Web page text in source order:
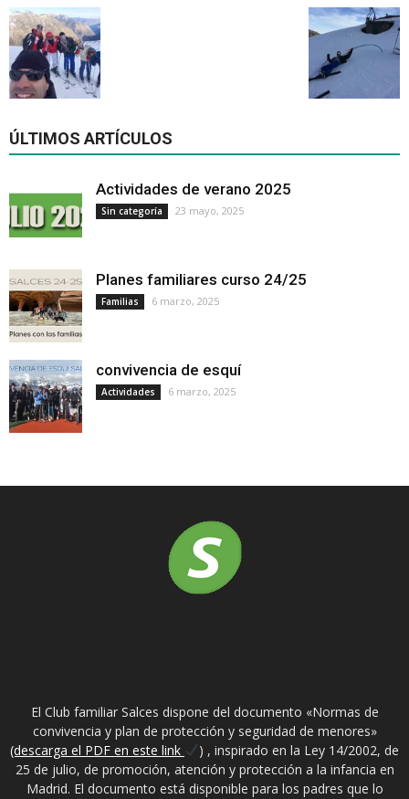
ÚLTIMOS ARTÍCULOS
Actividades de verano 2025
Sin categoría 23 mayo, 2025
Planes familiares curso 24/25
Familias 6 marzo, 2025
convivencia de esquí
Actividades 6 marzo, 2025
El Club familiar Salces dispone del documento «Normas de
convivencia y plan de protección y seguridad de menores»
(descarga el PDF en este link
) , inspirado en la Ley 14/2002, de
25 de julio, de promoción, atención y protección a la infancia en
Madrid. El documento está disponible para los padres que lo